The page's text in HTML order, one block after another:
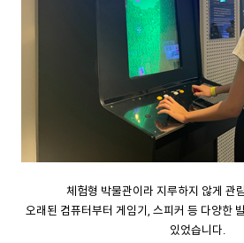
체험형 박물관이라 지루하지 않게 관
오래된 컴퓨터부터 게임기, 스피커 등 다양한
있었습니다.